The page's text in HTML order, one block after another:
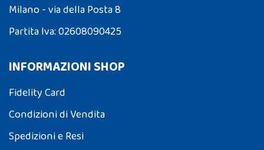
Milano - via della Posta 8
Partita Iva: 02608090425
INFORMAZIONI SHOP
Fidelity Card
Condizioni di Vendita
Spedizioni e Resi